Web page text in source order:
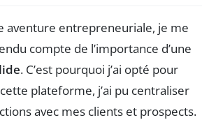
aventure entrepreneuriale, je me
compte de l’importance d’une
. C’est pourquoi j’ai opté pour
plateforme, j’ai pu centraliser
avec mes clients et prospects.